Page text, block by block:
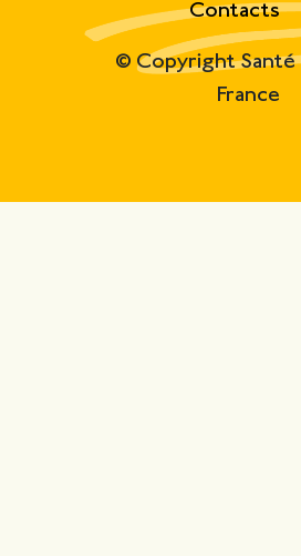
Contacts
© Copyright Santé
France